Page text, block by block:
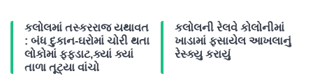
કલોલમાં તસ્કરરાજ યથાવત
: બંધ દુકાન-ઘરોમાં ચોરી થતા
લોકોમાં ફફડાટ,ક્યાં ક્યાં
તાળા તૂટ્યા વાંચો
કલોલની રેલવે કોલોનીમાં
ખાડામાં ફસાયેલ આખલાનું
રેસ્ક્યુ કરાયું